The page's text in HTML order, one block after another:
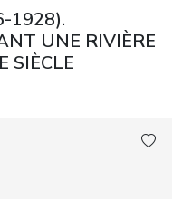
1928).
UNE RIVIÈRE
SIÈCLE